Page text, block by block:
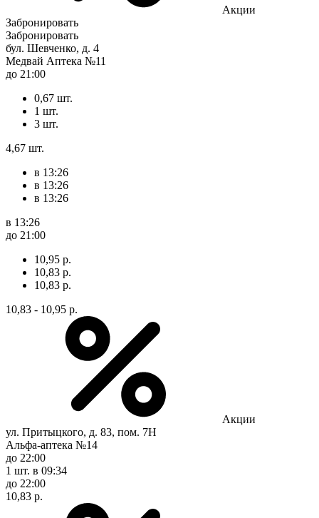
Акции
Забронировать
Забронировать
бул. Шевченко, д. 4
Медвай Аптека №11
до 21:00
0,67 шт.
1 шт.
3 шт.
4,67 шт.
в 13:26
в 13:26
в 13:26
в 13:26
до 21:00
10,95 р.
10,83 р.
10,83 р.
10,83 - 10,95 р.
Акции
ул. Притыцкого, д. 83, пом. 7Н
Альфа-аптека №14
до 22:00
1 шт. в 09:34
до 22:00
10,83 р.